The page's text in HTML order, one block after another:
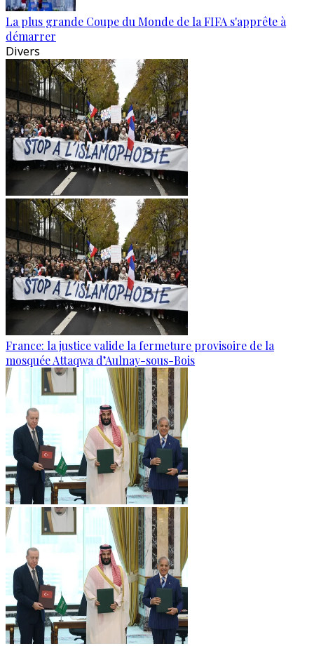
La plus grande Coupe du Monde de la FIFA s'apprête à
démarrer
Divers
France: la justice valide la fermeture provisoire de la
mosquée Attaqwa d’Aulnay-sous-Bois